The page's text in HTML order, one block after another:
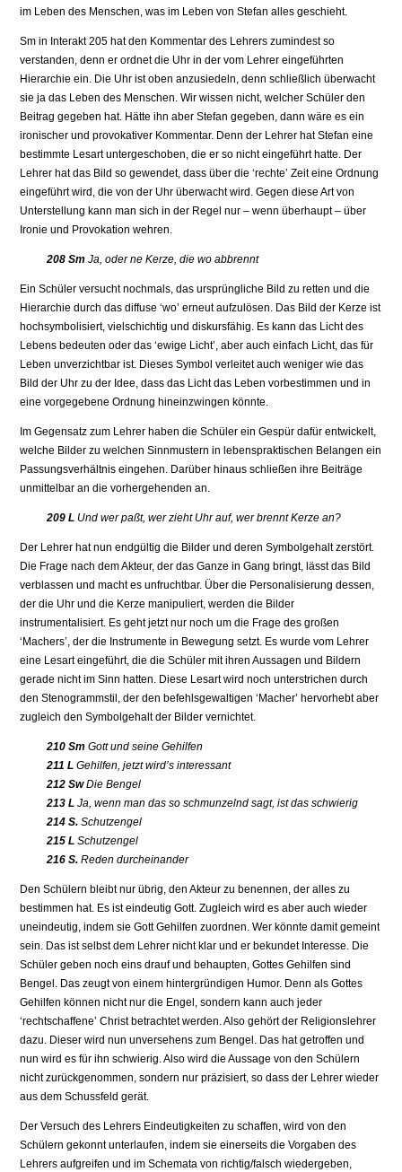
im Leben des Menschen, was im Leben von Stefan alles geschieht.
Sm in Interakt 205 hat den Kommentar des Lehrers zumindest so
verstanden, denn er ordnet die Uhr in der vom Lehrer eingeführten
Hierarchie ein. Die Uhr ist oben anzusiedeln, denn schließlich überwacht
sie ja das Leben des Menschen. Wir wissen nicht, welcher Schüler den
Beitrag gegeben hat. Hätte ihn aber Stefan gegeben, dann wäre es ein
ironischer und provokativer Kommentar. Denn der Lehrer hat Stefan eine
bestimmte Lesart untergeschoben, die er so nicht eingeführt hatte. Der
Lehrer hat das Bild so gewendet, dass über die ‘rechte’ Zeit eine Ordnung
eingeführt wird, die von der Uhr überwacht wird. Gegen diese Art von
Unterstellung kann man sich in der Regel nur – wenn überhaupt – über
Ironie und Provokation wehren.
208 Sm Ja, oder ne Kerze, die wo abbrennt
Ein Schüler versucht nochmals, das ursprüngliche Bild zu retten und die
Hierarchie durch das diffuse ‘wo’ erneut aufzulösen. Das Bild der Kerze ist
hochsymbolisiert, vielschichtig und diskursfähig. Es kann das Licht des
Lebens bedeuten oder das ‘ewige Licht’, aber auch einfach Licht, das für
Leben unverzichtbar ist. Dieses Symbol verleitet auch weniger wie das
Bild der Uhr zu der Idee, dass das Licht das Leben vorbestimmen und in
eine vorgegebene Ordnung hineinzwingen könnte.
Im Gegensatz zum Lehrer haben die Schüler ein Gespür dafür entwickelt,
welche Bilder zu welchen Sinnmustern in lebenspraktischen Belangen ein
Passungsverhältnis eingehen. Darüber hinaus schließen ihre Beiträge
unmittelbar an die vorhergehenden an.
209 L Und wer paßt, wer zieht Uhr auf, wer brennt Kerze an?
Der Lehrer hat nun endgültig die Bilder und deren Symbolgehalt zerstört.
Die Frage nach dem Akteur, der das Ganze in Gang bringt, lässt das Bild
verblassen und macht es unfruchtbar. Über die Personalisierung dessen,
der die Uhr und die Kerze manipuliert, werden die Bilder
instrumentalisiert. Es geht jetzt nur noch um die Frage des großen
‘Machers’, der die Instrumente in Bewegung setzt. Es wurde vom Lehrer
eine Lesart eingeführt, die die Schüler mit ihren Aussagen und Bildern
gerade nicht im Sinn hatten. Diese Lesart wird noch unterstrichen durch
den Stenogrammstil, der den befehlsgewaltigen ‘Macher’ hervorhebt aber
zugleich den Symbolgehalt der Bilder vernichtet.
210 Sm Gott und seine Gehilfen
211 L Gehilfen, jetzt wird’s interessant
212 SwDie Bengel
213 L Ja, wenn man das so schmunzelnd sagt, ist das schwierig
214 S. Schutzengel
215 L Schutzengel
216 S. Reden durcheinander
Den Schülern bleibt nur übrig, den Akteur zu benennen, der alles zu
bestimmen hat. Es ist eindeutig Gott. Zugleich wird es aber auch wieder
uneindeutig, indem sie Gott Gehilfen zuordnen. Wer könnte damit gemeint
sein. Das ist selbst dem Lehrer nicht klar und er bekundet Interesse. Die
Schüler geben noch eins drauf und behaupten, Gottes Gehilfen sind
Bengel. Das zeugt von einem hintergründigen Humor. Denn als Gottes
Gehilfen können nicht nur die Engel, sondern kann auch jeder
‘rechtschaffene’ Christ betrachtet werden. Also gehört der Religionslehrer
dazu. Dieser wird nun unversehens zum Bengel. Das hat getroffen und
nun wird es für ihn schwierig. Also wird die Aussage von den Schülern
nicht zurückgenommen, sondern nur präzisiert, so dass der Lehrer wieder
aus dem Schussfeld gerät.
Der Versuch des Lehrers Eindeutigkeiten zu schaffen, wird von den
Schülern gekonnt unterlaufen, indem sie einerseits die Vorgaben des
Lehrers aufgreifen und im Schemata von richtig/falsch wiedergeben,